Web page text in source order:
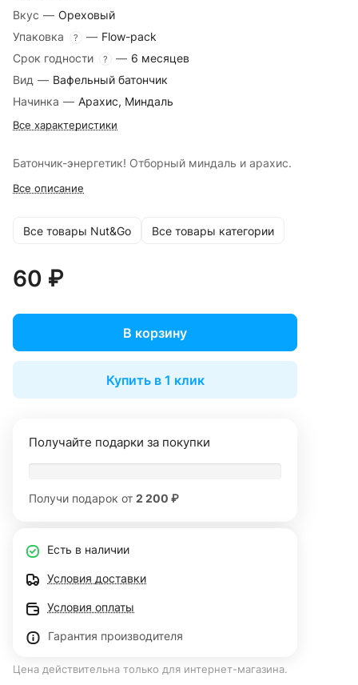
Вкус — Ореховый
Упаковка
? — Flow-pack
Срок годности
? — 6 месяцев
Вид — Вафельный батончик
Начинка — Арахис, Миндаль
Все характеристики
Батончик-энергетик! Отборный миндаль и арахис.
Все описание
Все товары Nut&Go Все товары категории
60 ₽
В корзину
Купить в 1 клик
Получайте подарки за покупки
Получи подарок от 2 200 ₽
Есть в наличии
Условия доставки
Условия оплаты
Гарантия производителя
Цена действительна только для интернет-магазина.